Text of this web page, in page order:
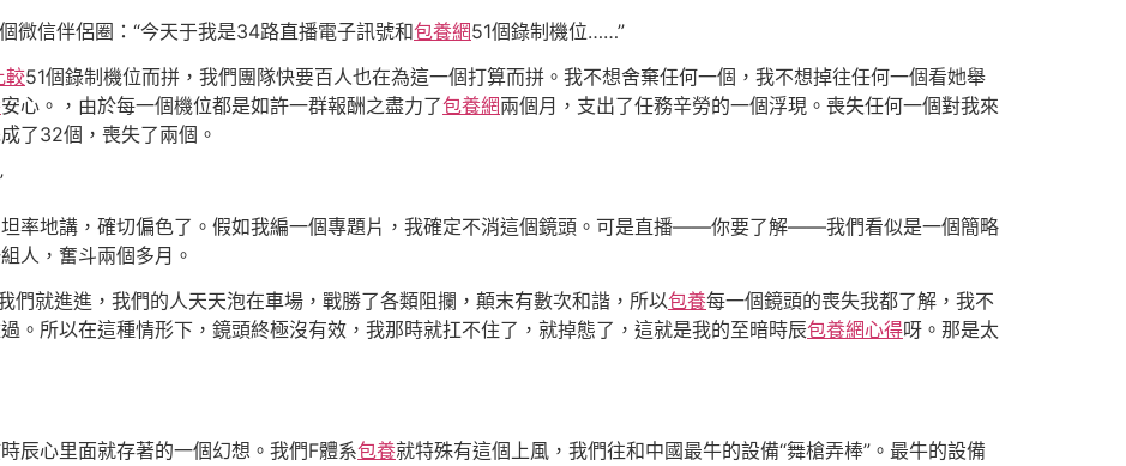
信伴侶圈：“今天于我是34路直播電子訊號和包養網51個錄制機位……”
較51個錄制機位而拼，我們團隊快要百人也在為這一個打算而拼。我不想舍棄任何一個，我不想掉往任何一個看她舉
安心。，由於每一個機位都是如許一群報酬之盡力了包養網兩個月，支出了任務辛勞的一個浮現。喪失任何一個對我來
了32個，喪失了兩個。
地講，確切偏色了。假如我編一個專題片，我確定不消這個鏡頭。可是直播——你要了解——我們看似是一個簡略
人，奮斗兩個多月。
就進進，我們的人天天泡在車場，戰勝了各類阻攔，顛末有數次和諧，所以包養每一個鏡頭的喪失我都了解，我不
。所以在這種情形下，鏡頭終極沒有效，我那時就扛不住了，就掉態了，這就是我的至暗時辰包養網心得呀。那是太
心里面就存著的一個幻想。我們F體系包養就特殊有這個上風，我們往和中國最牛的設備“舞槍弄棒”。最牛的設備